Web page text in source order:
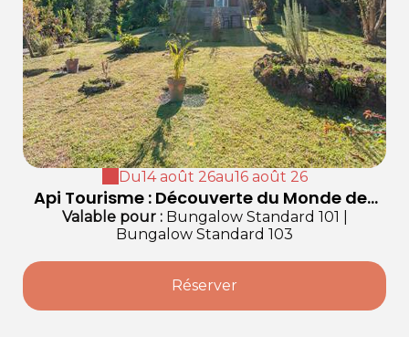
Du14 août 26au16 août 26
Api Tourisme : Découverte du Monde des
Abeilles
Valable pour:Bungalow Standard 101
Bungalow Standard 103
Réserver